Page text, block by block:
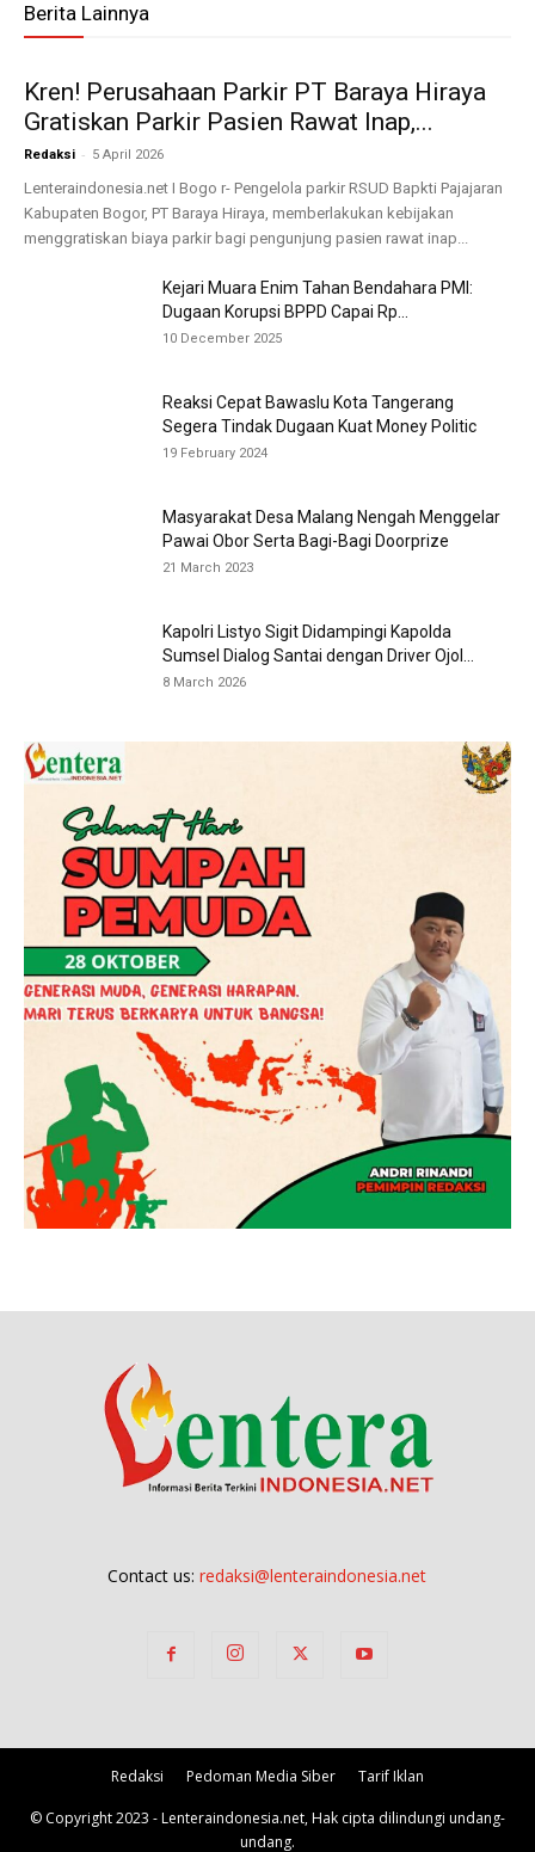
Berita Lainnya
Kren! Perusahaan Parkir PT Baraya Hiraya
Gratiskan Parkir Pasien Rawat Inap,...
Redaksi - 5 April 2026
Lenteraindonesia.net I Bogo r- Pengelola parkir RSUD Bapkti Pajajaran
Kabupaten Bogor, PT Baraya Hiraya, memberlakukan kebijakan
menggratiskan biaya parkir bagi pengunjung pasien rawat inap...
Kejari Muara Enim Tahan Bendahara PMI:
Dugaan Korupsi BPPD Capai Rp...
10 December 2025
Reaksi Cepat Bawaslu Kota Tangerang
Segera Tindak Dugaan Kuat Money Politic
19 February 2024
Masyarakat Desa Malang Nengah Menggelar
Pawai Obor Serta Bagi-Bagi Doorprize
21 March 2023
Kapolri Listyo Sigit Didampingi Kapolda
Sumsel Dialog Santai dengan Driver Ojol...
8 March 2026
Contact us:redaksi@lenteraindonesia.net
Redaksi Pedoman Media Siber Tarif Iklan
© Copyright 2023 - Lenteraindonesia.net, Hak cipta dilindungi undang-
undang.